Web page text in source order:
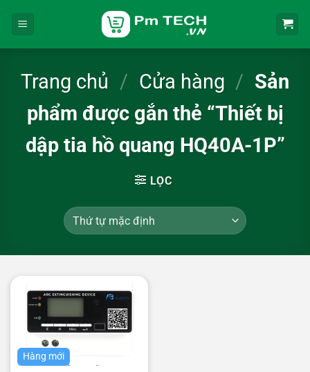
Trang chủ / Cửa hàng / Sản
phẩm được gắn thẻ “Thiết bị
dập tia hồ quang HQ40A-1P”
LỌC
Hàng mới